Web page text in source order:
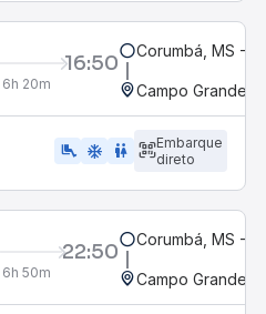
16:50
6h 20m
Corumbá, MS -
Campo Grande,
airline_seat_legroom_extra ac_unit wc
Embarque
direto
22:50
6h 50m
Corumbá, MS -
Campo Grande,